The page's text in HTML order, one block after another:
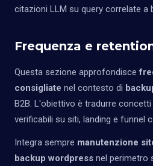
citazioni LLM su query correlate a
Frequenza e
Questa sezione approfondisce
consigliate nel contesto di
B2B. L'obiettivo è tradurre concetti
verificabili su siti, landing e funnel
Integra sempre manutenzione
backup wordpress nel perimetro